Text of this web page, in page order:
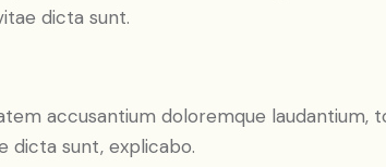
dicta sunt.
accusantium doloremque laudantium,
dicta sunt, explicabo.